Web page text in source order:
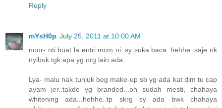
Reply
mYsH0p July 25, 2011 at 10:00 AM
noor- nti buat la entri mcm ni..sy suka baca..hehhe..saje nk
nyibuk tgk apa yg org lain ada..
Lya- malu nak tunjuk beg make-up sb yg ada kat dlm tu cap
ayam jer..takde yg branded...oh sudah mesti, chahaya
whitening ada...hehhe..tp skrg sy ada bwk chahaya